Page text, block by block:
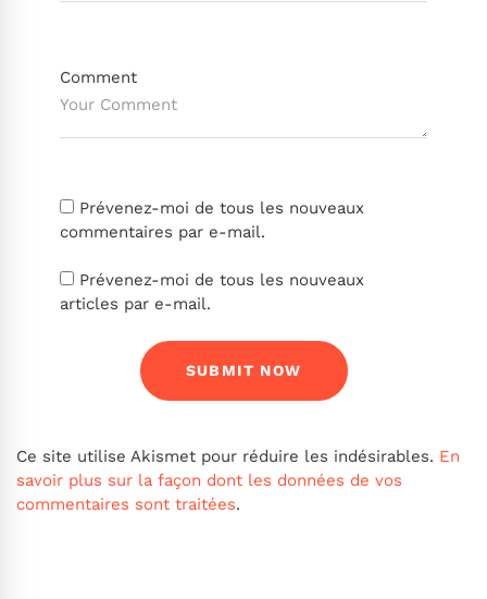
Comment
Prévenez-moi de tous les nouveaux
commentaires par e-mail.
Prévenez-moi de tous les nouveaux
articles par e-mail.
Ce site utilise Akismet pour réduire les indésirables. En
savoir plus sur la façon dont les données de vos
commentaires sont traitées.